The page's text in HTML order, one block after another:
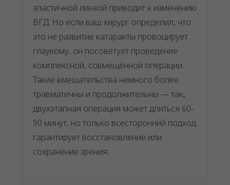
эластичной линзой приводит к изменению
ВГД. Но если ваш хирург определил, что
это не развитие катаракты провоцирует
глаукому, он посоветует проведение
комплексной, совмещённой операции.
Такие вмешательства немного более
травматичны и продолжительны — так,
двухэтапная операция может длиться 60-
90 минут, но только всесторонний подход
гарантирует восстановление или
сохранение зрения.